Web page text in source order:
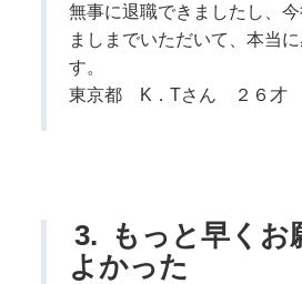
無事に退職できましたし、
ましまでいただいて、本当
す。
東京都 K．Tさん ２６才
3. もっと早くお
よかった